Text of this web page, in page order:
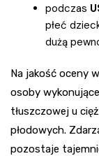
podczas
płeć
dużą
Na jakość oceny
osoby
tłuszczowej u
płodowych.
pozostaje